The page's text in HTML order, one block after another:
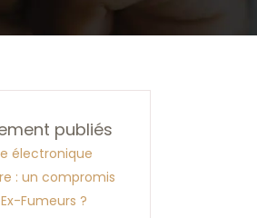
publiés
électronique
: un compromis
Fumeurs ?